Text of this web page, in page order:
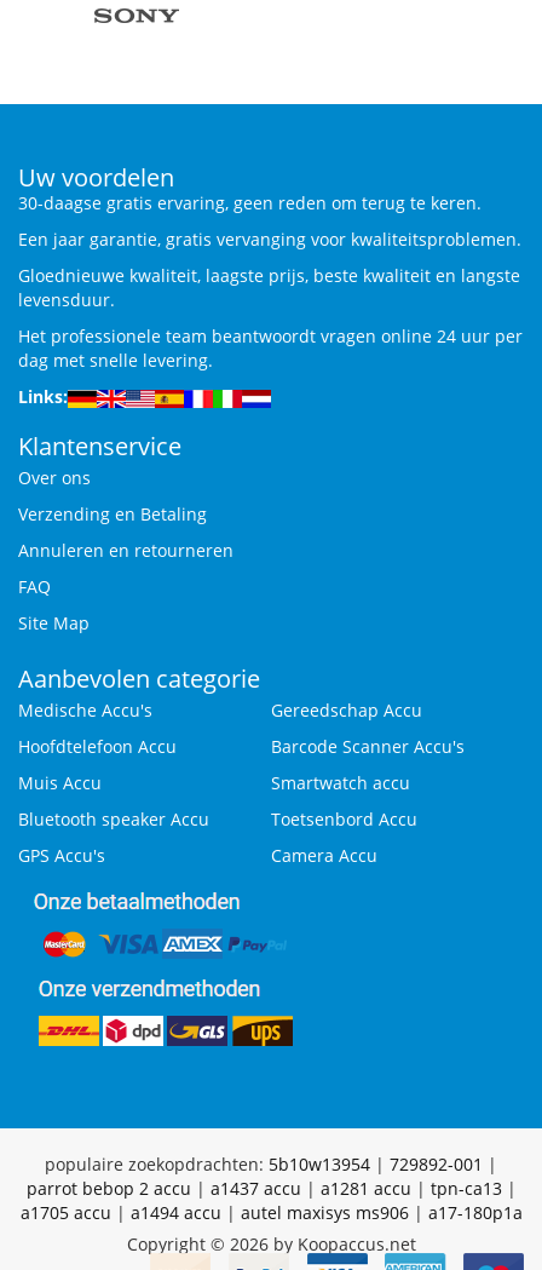
Uw voordelen
30-daagse gratis ervaring, geen reden om terug te keren.
Een jaar garantie, gratis vervanging voor kwaliteitsproblemen.
Gloednieuwe kwaliteit, laagste prijs, beste kwaliteit en langste
levensduur.
Het professionele team beantwoordt vragen online 24 uur per
dag met snelle levering.
Links:
Klantenservice
Over ons
Verzending en Betaling
Annuleren en retourneren
FAQ
Site Map
Aanbevolen categorie
Medische Accu's
Gereedschap Accu
Hoofdtelefoon Accu
Barcode Scanner Accu's
Muis Accu
Smartwatch accu
Bluetooth speaker Accu
Toetsenbord Accu
GPS Accu's
Camera Accu
populaire zoekopdrachten: 5b10w13954 | 729892-001 |
parrot bebop 2 accu | a1437 accu | a1281 accu | tpn-ca13|
a1705 accu | a1494 accu | autel maxisys ms906| a17-180p1a
Copyright © 2026 by Koopaccus.net